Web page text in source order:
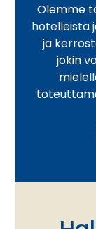
Olemme
hotelleista
ja
jokin